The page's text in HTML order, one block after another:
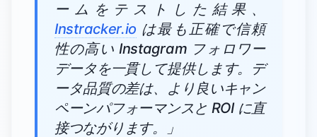
ームをテストした結果、
Instracker.io は最も正確で信頼
性の高い Instagram フォロワー
データを一貫して提供します。デ
ータ品質の差は、より良いキャン
ペーンパフォーマンスと ROI に直
接つながります。」